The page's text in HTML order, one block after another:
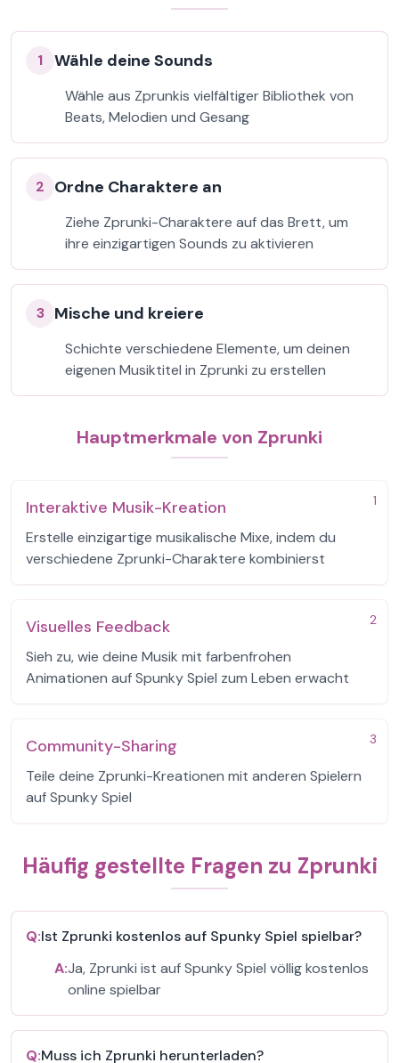
1 Wähle deine Sounds
Wähle aus Zprunkis vielfältiger Bibliothek von
Beats, Melodien und Gesang
2 Ordne Charaktere an
Ziehe Zprunki-Charaktere auf das Brett, um
ihre einzigartigen Sounds zu aktivieren
3 Mische und kreiere
Schichte verschiedene Elemente, um deinen
eigenen Musiktitel in Zprunki zu erstellen
Hauptmerkmale von Zprunki
1
Interaktive Musik-Kreation
Erstelle einzigartige musikalische Mixe, indem du
verschiedene Zprunki-Charaktere kombinierst
2
Visuelles Feedback
Sieh zu, wie deine Musik mit farbenfrohen
Animationen auf Spunky Spiel zum Leben erwacht
3
Community-Sharing
Teile deine Zprunki-Kreationen mit anderen Spielern
auf Spunky Spiel
Häufig gestellte Fragen zu Zprunki
Q:Ist Zprunki kostenlos auf Spunky Spiel spielbar?
A:Ja, Zprunki ist auf Spunky Spiel völlig kostenlos
online spielbar
Q:Muss ich Zprunki herunterladen?